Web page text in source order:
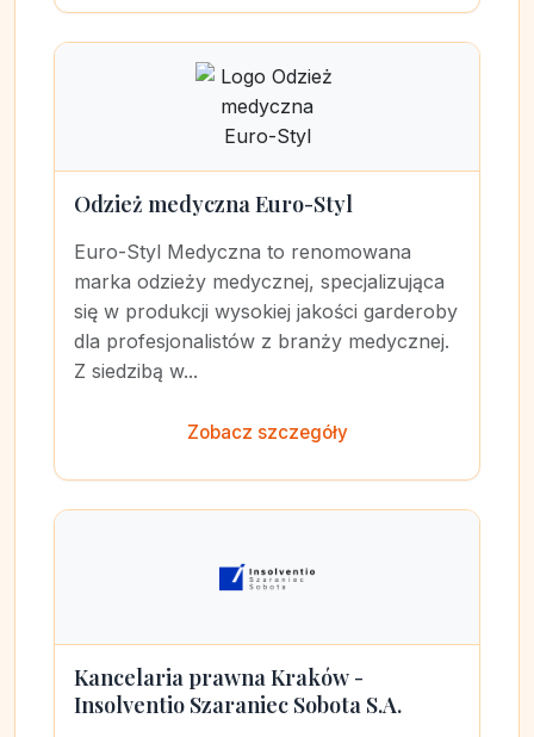
Odzież medyczna Euro-Styl
Euro-Styl Medyczna to renomowana
marka odzieży medycznej, specjalizująca
się w produkcji wysokiej jakości garderoby
dla profesjonalistów z branży medycznej.
Z siedzibą w...
Zobacz szczegóły
Kancelaria prawna Kraków -
Insolventio Szaraniec Sobota S.A.